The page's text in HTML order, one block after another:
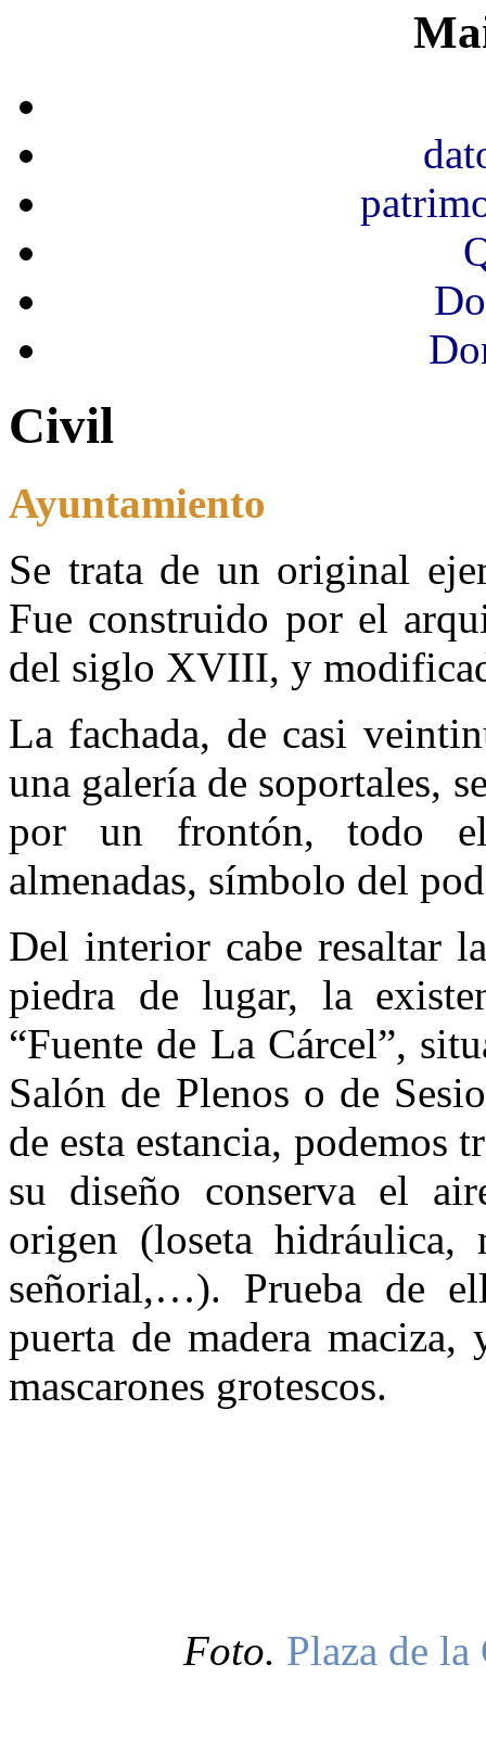
Civil
Ayuntamiento
Se trata de un original
Fue construido por el
del siglo XVIII, y
La fachada, de casi
una galería de soportales,
por un frontón, todo
almenadas, símbolo del
Del interior cabe resaltar
piedra de lugar, la
“Fuente de La Cárcel”,
Salón de Plenos o de
de esta estancia, podemos
su diseño conserva el
origen (loseta hidráulica,
señorial,…). Prueba de
puerta de madera maciza,
mascarones grotescos.
Foto. Plaza de